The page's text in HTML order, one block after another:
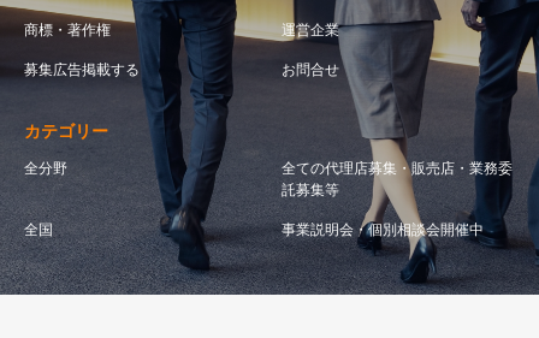
商標・著作権 運営企業
募集広告掲載する お問合せ
カテゴリー
全分野
全ての代理店募集・販売店・業務委
託募集等
全国 事業説明会・個別相談会開催中